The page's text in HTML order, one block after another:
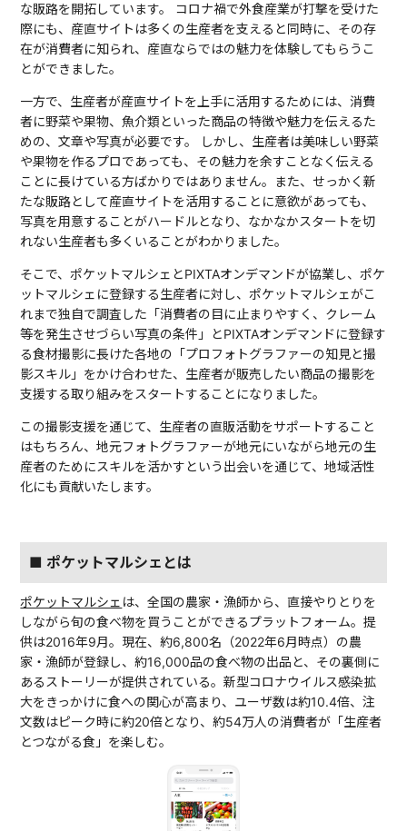
な販路を開拓しています。 コロナ禍で外食産業が打撃を受けた
際にも、産直サイトは多くの生産者を支えると同時に、その存
在が消費者に知られ、産直ならではの魅力を体験してもらうこ
とができました。
一方で、生産者が産直サイトを上手に活用するためには、消費
者に野菜や果物、魚介類といった商品の特徴や魅力を伝えるた
めの、文章や写真が必要です。 しかし、生産者は美味しい野菜
や果物を作るプロであっても、その魅力を余すことなく伝える
ことに長けている方ばかりではありません。また、せっかく新
たな販路として産直サイトを活用することに意欲があっても、
写真を用意することがハードルとなり、なかなかスタートを切
れない生産者も多くいることがわかりました。
そこで、ポケットマルシェとPIXTAオンデマンドが協業し、ポケ
ットマルシェに登録する生産者に対し、ポケットマルシェがこ
れまで独自で調査した「消費者の目に止まりやすく、クレーム
等を発生させづらい写真の条件」とPIXTAオンデマンドに登録す
る食材撮影に長けた各地の「プロフォトグラファーの知見と撮
影スキル」をかけ合わせた、生産者が販売したい商品の撮影を
支援する取り組みをスタートすることになりました。
この撮影支援を通じて、生産者の直販活動をサポートすること
はもちろん、地元フォトグラファーが地元にいながら地元の生
産者のためにスキルを活かすという出会いを通じて、地域活性
化にも貢献いたします。
■ ポケットマルシェとは
ポケットマルシェ は、全国の農家・漁師から、直接やりとりを
しながら旬の食べ物を買うことができるプラットフォーム。提
供は2016年9月。現在、約6,800名（2022年6月時点）の農
家・漁師が登録し、約16,000品の食べ物の出品と、その裏側に
あるストーリーが提供されている。新型コロナウイルス感染拡
大をきっかけに食への関心が高まり、ユーザ数は約10.4倍、注
文数はピーク時に約20倍となり、約54万人の消費者が「生産者
とつながる食」を楽しむ。